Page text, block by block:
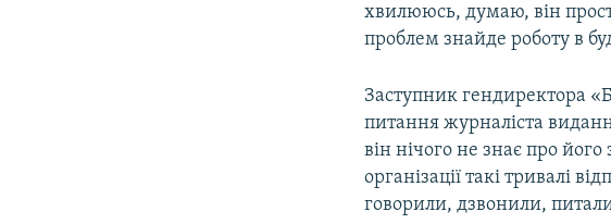
хвилююсь, думаю, він
проблем знайде роботу в
Заступник гендиректора
питання журналіста
він нічого не знає про
організації такі тривалі
говорили, дзвонили,